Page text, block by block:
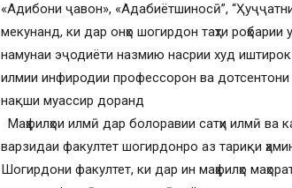
«Адибони ҷавон», «Адабиётшиносӣ”,
мекунанд, ки дар онҳо шогирдон таҳти
намунаи эҷодиёти назмию насрии худ
илмии инфиродии профессорон ва
нақши муассир доранд
Маҳфилҳои илмӣ дар болоравии сатҳи илмӣ ва
варзидаи факултет шогирдонро аз тариқи
Шогирдони факултет, ки дар ин маҳфилҳо